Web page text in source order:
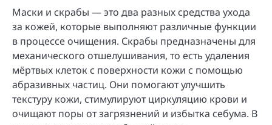
Маски и скрабы — это два разных средства ухода
за кожей, которые выполняют различные функции
в процессе очищения. Скрабы предназначены для
механического отшелушивания, то есть удаления
мёртвых клеток с поверхности кожи с помощью
абразивных частиц. Они помогают улучшить
текстуру кожи, стимулируют циркуляцию крови и
очищают поры от загрязнений и избытка себума. В